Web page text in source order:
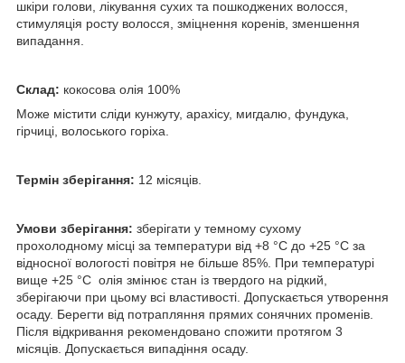
шкіри голови, лікування сухих та пошкоджених волосся,
стимуляція росту волосся, зміцнення коренів, зменшення
випадання.
Склад: кокосова олія 100%
Може містити сліди кунжуту, арахісу, мигдалю, фундука,
гірчиці, волоського горіха.
Термін зберігання: 12 місяців.
Умови зберігання: зберігати у темному сухому
прохолодному місці за температури від +8 °C до +25 °C за
відносної вологості повітря не більше 85%. При температурі
вище +25 °C олія змінює стан із твердого на рідкий,
зберігаючи при цьому всі властивості. Допускається утворення
осаду. Берегти від потрапляння прямих сонячних променів.
Після відкривання рекомендовано спожити протягом 3
місяців. Допускається випадіння осаду.